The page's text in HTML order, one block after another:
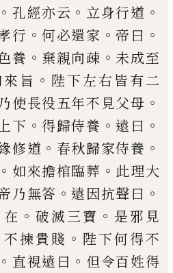
。 孔經亦云 。 立身行道 。
行 。何必還家 。帝曰 。
養 。 棄親向疎 。 未成至
旨 。 陛下左右皆有二
使長役五年不 見父母 。
下 。 得歸侍養 。遠曰 。
修道 。 春秋歸家侍養 。
。 如來擔棺臨葬 。 此理大
乃無答 。遠因抗聲曰 。
。 破滅三寶 。 是邪見
不揀貴賤 。 陛下何得不
。 直視遠曰 。 但令百姓得